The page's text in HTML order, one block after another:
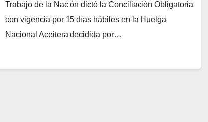
Trabajo de la Nación dictó la Conciliación Obligatoria
con vigencia por 15 días hábiles en la Huelga
Nacional Aceitera decidida por…